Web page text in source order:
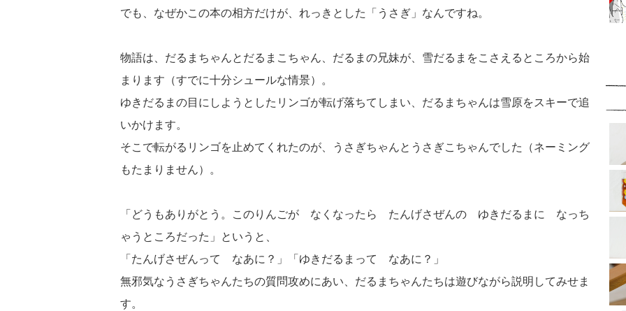
でも、なぜかこの本の相方だけが、れっきとした「うさぎ」なんですね。
物語は、だるまちゃんとだるまこちゃん、だるまの兄妹が、雪だるまをこさえるところから始
まります（すでに十分シュールな情景）。
ゆきだるまの目にしようとしたリンゴが転げ落ちてしまい、だるまちゃんは雪原をスキーで追
いかけます。
そこで転がるリンゴを止めてくれたのが、うさぎちゃんとうさぎこちゃんでした（ネーミング
もたまりません）。
「どうもありがとう。このりんごが なくなったら たんげさぜんの ゆきだるまに なっち
ゃうところだった」というと、
「たんげさぜんって なあに？」「ゆきだるまって なあに？」
無邪気なうさぎちゃんたちの質問攻めにあい、だるまちゃんたちは遊びながら説明してみせま
す。